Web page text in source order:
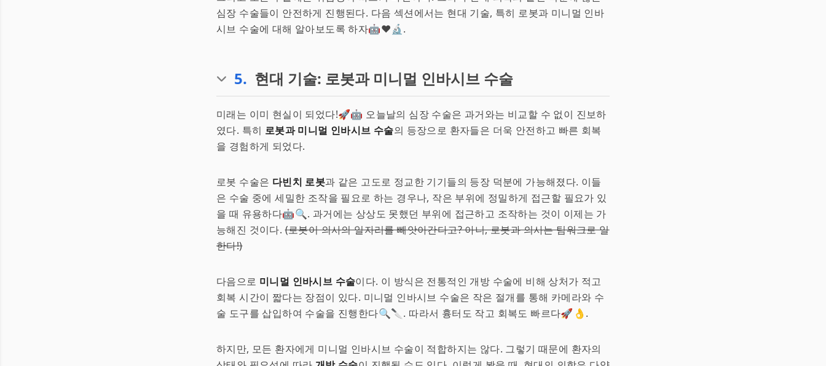
심장 수술들이 안전하게 진행된다. 다음 섹션에서는 현대 기술, 특히 로봇과 미니멀 인바
시브 수술에 대해 알아보도록 하자🤖❤️🔬.
5. 현대 기술: 로봇과 미니멀 인바시브 수술
미래는 이미 현실이 되었다!🚀🤖 오늘날의 심장 수술은 과거와는 비교할 수 없이 진보하
였다. 특히 로봇과 미니멀 인바시브 수술의 등장으로 환자들은 더욱 안전하고 빠른 회복
을 경험하게 되었다.
로봇 수술은 다빈치 로봇과 같은 고도로 정교한 기기들의 등장 덕분에 가능해졌다. 이들
은 수술 중에 세밀한 조작을 필요로 하는 경우나, 작은 부위에 정밀하게 접근할 필요가 있
을 때 유용하다🤖🔍. 과거에는 상상도 못했던 부위에 접근하고 조작하는 것이 이제는 가
능해진 것이다.(로봇이 의사의 일자리를 빼앗아간다고? 아니, 로봇과 의사는 팀워크로 일
한다!)
다음으로 미니멀 인바시브 수술이다. 이 방식은 전통적인 개방 수술에 비해 상처가 적고
회복 시간이 짧다는 장점이 있다. 미니멀 인바시브 수술은 작은 절개를 통해 카메라와 수
술 도구를 삽입하여 수술을 진행한다🔍🔪. 따라서 흉터도 작고 회복도 빠르다🚀👌.
하지만, 모든 환자에게 미니멀 인바시브 수술이 적합하지는 않다. 그렇기 때문에 환자의